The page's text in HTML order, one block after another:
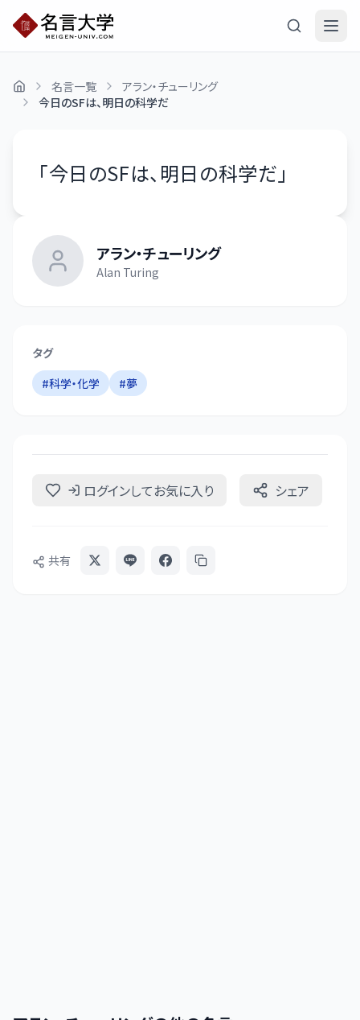
名言一覧
アラン・チューリング
今日のSFは、明日の科学だ
「今日のSFは、明日の科学だ 」
アラン・チューリング
Alan Turing
タグ
#科学・化学 #夢
ログインしてお気に入り シェア
共有